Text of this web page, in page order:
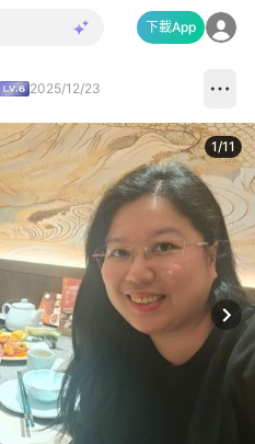
下載App
2025/12/23
1/11